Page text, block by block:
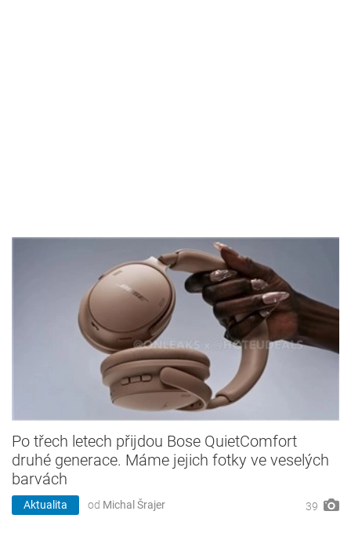
Po třech letech přijdou Bose QuietComfort
druhé generace. Máme jejich fotky ve veselých
barvách
Aktualita od Michal Šrajer 39